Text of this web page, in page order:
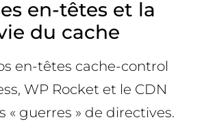
en-têtes et la
du cache
en-têtes cache-control
WP Rocket et le CDN
« guerres » de directives.